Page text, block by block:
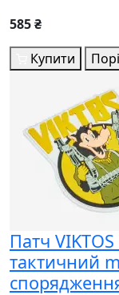
585 ₴
Купити
Патч
тактичний